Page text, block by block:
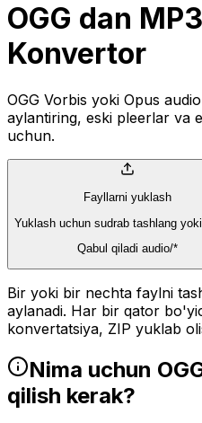
OGG dan
Konvertor
OGG Vorbis yoki Opus
aylantiring, eski pleerlar va
uchun.
Fayllarni yuklash
Yuklash uchun sudrab tashlang
Qabul qiladi audio/*
Bir yoki bir nechta faylni
aylanadi. Har bir qator
konvertatsiya, ZIP yuklab
Nima uchun
qilish kerak?